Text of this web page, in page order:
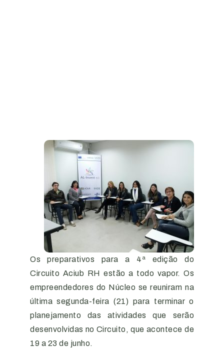
Os preparativos para a 4ª edição do
Circuito Aciub RH estão a todo vapor. Os
empreendedores do Núcleo se reuniram na
última segunda-feira (21) para terminar o
planejamento das atividades que serão
desenvolvidas no Circuito, que acontece de
19 a 23 de junho.